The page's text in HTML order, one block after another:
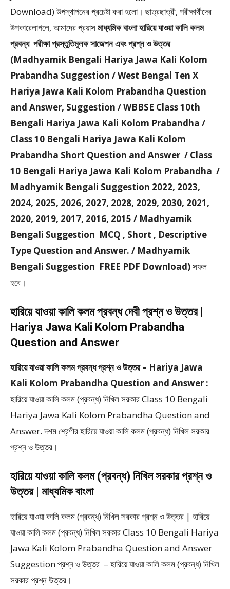
Download) উপস্থাপনের প্রচেষ্টা করা হলাে। ছাত্রছাত্রী, পরীক্ষার্থীদের
উপকারেলাগলে, আমাদের প্রয়াসমাধ্যমিক বাংলা হারিয়ে যাওয়া কালি কলম
প্রবন্ধ পরীক্ষা প্রস্তুতিমূলক সাজেশন এবং প্রশ্ন ও উত্তর
(Madhyamik Bengali Hariya Jawa Kali Kolom
Prabandha Suggestion / West Bengal Ten X
Hariya Jawa Kali Kolom Prabandha Question
and Answer, Suggestion / WBBSE Class 10th
Bengali Hariya Jawa Kali Kolom Prabandha /
Class 10 Bengali Hariya Jawa Kali Kolom
Prabandha Short Question and Answer / Class
10 Bengali Hariya Jawa Kali Kolom Prabandha /
Madhyamik Bengali Suggestion 2022, 2023,
2024, 2025, 2026, 2027, 2028, 2029, 2030, 2021,
2020, 2019, 2017, 2016, 2015 / Madhyamik
Bengali Suggestion MCQ , Short , Descriptive
Type Question and Answer. / Madhyamik
Bengali Suggestion FREE PDF Download)সফল
হবে।
হারিয়ে যাওয়া কালি কলম প্রবন্ধ দেবী প্রশ্ন ও উত্তর |
Hariya Jawa Kali Kolom Prabandha
Question and Answer
হারিয়ে যাওয়া কালি কলম প্রবন্ধ প্রশ্ন ও উত্তর – Hariya Jawa
Kali Kolom Prabandha Question and Answer :
হারিয়ে যাওয়া কালি কলম (প্রবন্ধ) নিখিল সরকার Class 10 Bengali
Hariya Jawa Kali Kolom Prabandha Question and
Answer. দশম শ্রেণীর হারিয়ে যাওয়া কালি কলম (প্রবন্ধ) নিখিল সরকার
প্রশ্ন ও উত্তর।
হারিয়ে যাওয়া কালি কলম (প্রবন্ধ) নিখিল সরকার প্রশ্ন ও
উত্তর | মাধ্যমিক বাংলা
হারিয়ে যাওয়া কালি কলম (প্রবন্ধ) নিখিল সরকার প্রশ্ন ও উত্তর | হারিয়ে
যাওয়া কালি কলম (প্রবন্ধ) নিখিল সরকার Class 10 Bengali Hariya
Jawa Kali Kolom Prabandha Question and Answer
Suggestion প্রশ্ন ও উত্তর – হারিয়ে যাওয়া কালি কলম (প্রবন্ধ) নিখিল
সরকার প্রশ্ন উত্তর।